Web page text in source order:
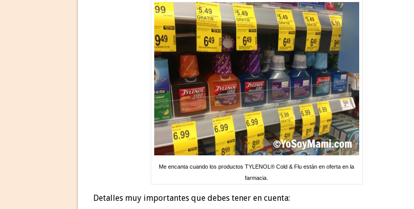
Me encanta cuando los productos TYLENOL® Cold & Flu están en oferta en la
farmacia.
Detalles muy importantes que debes tener en cuenta: